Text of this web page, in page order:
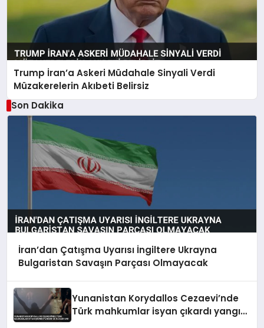
Trump İran’a Askeri Müdahale Sinyali Verdi
Müzakerelerin Akıbeti Belirsiz
Son Dakika
İran’dan Çatışma Uyarısı İngiltere Ukrayna
Bulgaristan Savaşın Parçası Olmayacak
Yunanistan Korydallos Cezaevi’nde
Türk mahkumlar isyan çıkardı yangın